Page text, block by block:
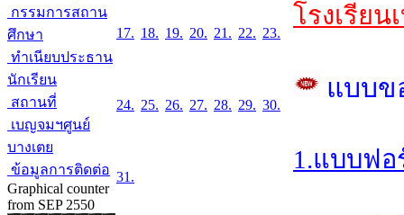
กรรมการสถาน
ศึกษา
ทำเนียบประธาน
นักเรียน
สถานที่
เบญจมฯศูนย์
บางเตย
ข้อมูลการติดต่อ
Graphical counter
from SEP 2550
17. 18. 19. 20. 21. 22. 23.
24. 25. 26. 27. 28. 29. 30.
31.
โรงเรีย
แบบข
1.แบบฟ